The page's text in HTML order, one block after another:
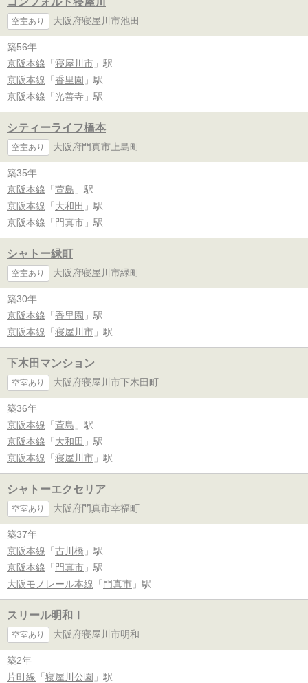
空室あり 大阪府寝屋川市池田
築56年
京阪本線 「 寝屋川市 」駅
京阪本線 「 香里園 」駅
京阪本線 「 光善寺 」駅
シティーライフ橋本
空室あり 大阪府門真市上島町
築35年
京阪本線 「 萱島 」駅
京阪本線 「 大和田 」駅
京阪本線 「 門真市 」駅
シャトー緑町
空室あり 大阪府寝屋川市緑町
築30年
京阪本線 「 香里園 」駅
京阪本線 「 寝屋川市 」駅
下木田マンション
空室あり 大阪府寝屋川市下木田町
築36年
京阪本線 「 萱島 」駅
京阪本線 「 大和田 」駅
京阪本線 「 寝屋川市 」駅
シャトーエクセリア
空室あり 大阪府門真市幸福町
築37年
京阪本線 「 古川橋 」駅
京阪本線 「 門真市 」駅
大阪モノレール本線 「 門真市 」駅
スリール明和Ⅰ
空室あり 大阪府寝屋川市明和
築2年
片町線 「 寝屋川公園 」駅